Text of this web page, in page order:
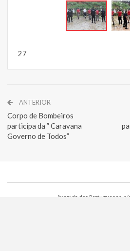
27
ANTERIOR
Corpo de Bombeiros
participa da ” Caravana
Governo de Todos”
Avenida dos Portugueses, s/